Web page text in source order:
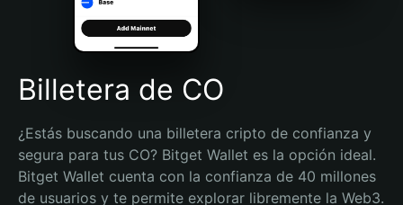
Português (Brasil)
Español (Argentina)
Billetera de CO
¿Estás buscando una billetera cripto de confianza y
segura para tus CO? Bitget Wallet es la opción ideal.
Bitget Wallet cuenta con la confianza de 40 millones
de usuarios y te permite explorar libremente la Web3.